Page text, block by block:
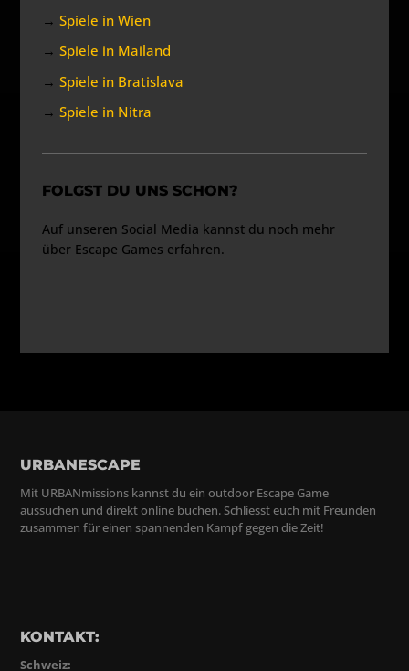
→Spiele in Wien
→Spiele in Mailand
→Spiele in Bratislava
→Spiele in Nitra
FOLGST DU UNS SCHON?
Auf unseren Social Media kannst du noch mehr
über Escape Games erfahren.
URBANESCAPE
Mit URBANmissions kannst du ein outdoor Escape Game
aussuchen und direkt online buchen. Schliesst euch mit Freunden
zusammen für einen spannenden Kampf gegen die Zeit!
KONTAKT:
Schweiz: